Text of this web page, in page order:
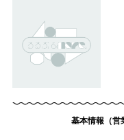
基本情報（営